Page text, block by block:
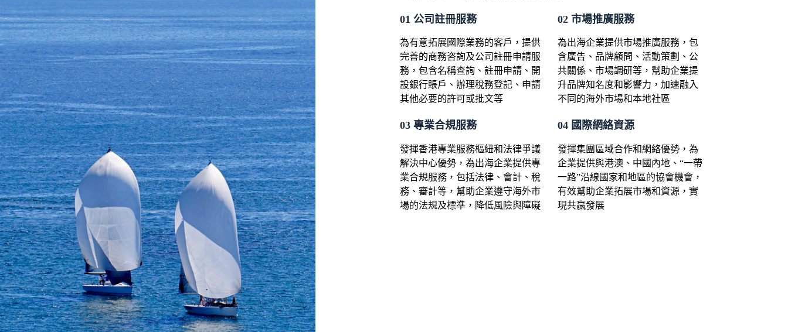
01 ​公司註冊服務
為有意拓展國際業務的客戶，提供
完善的商務咨詢及公司註冊申請服
務，包含名稱查詢、註冊申請、開
設銀行賬戶、辦理稅務登記、申請
其他必要的許可或批文等
02 ​市場推廣服務
為出海企業提供市場推廣服務，包
含廣告、品牌顧問、活動策劃、公
共關係、市場調研等，幫助企業提
升品牌知名度和影響力，加速融入
不同的海外市場和本地社區
03 ​專業合規服務
發揮香港專業服務樞紐和法律爭議
解決中心優勢，為出海企業提供專
業合規服務，包括法律、會計、稅
務、審計等，幫助企業遵守海外市
場的法規及標準，降低風險與障礙
04 ​國際網絡資源
發揮集團區域合作和網絡優勢，為
企業提供與港澳、中國內地、“一帶
一路”沿線國家和地區的協會機會，
有效幫助企業拓展市場和資源，實
現共贏發展